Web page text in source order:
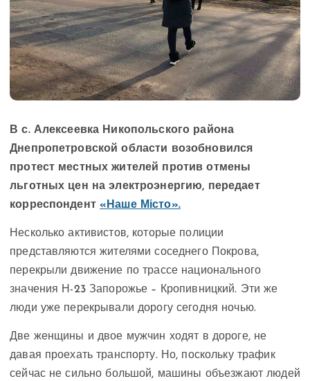
В с. Алексеевка Никопольского района
Днепропетровской области возобновился
протест местных жителей против отмены
льготных цен на электроэнергию, передает
корреспондент«Наше Місто».
Несколько активистов, которые полиции
представляются жителями соседнего Покрова,
перекрыли движение по трассе национального
значения Н-23 Запорожье – Кропивницкий. Эти же
люди уже перекрывали дорогу сегодня ночью.
Две женщины и двое мужчин ходят в дороге, не
давая проехать транспорту. Но, поскольку трафик
сейчас не сильно большой, машины объезжают людей